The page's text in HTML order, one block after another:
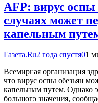
AFP: вирус оспы
случаях может
капельным
Газета.Ru2 года спустя01
Всемирная организация
что вирус оспы обезьян
капельным путем. Однако
большого значения,